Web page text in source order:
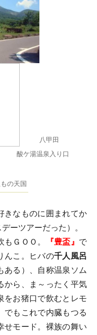
八甲田
入り口
の天国
きなものに囲まれてか
ーツアーだった）。
ＧＯＯ。
『豊盃』 で
んこ。ヒバの千人風呂
ある）、自称温泉ソム
から、ま～ったく平気
をお猪口で飲むとレモ
でもこれで内臓もつる
せモード。裸族の舞い